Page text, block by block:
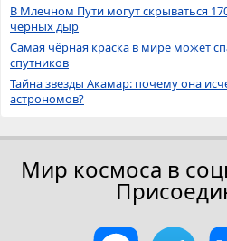
В Млечном Пути могут скрываться
черных дыр
Самая чёрная краска в мире может
спутников
Тайна звезды Акамар: почему она
астрономов?
Мир космоса в